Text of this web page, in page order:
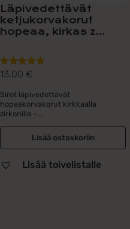
Läpivedettävät
ketjukorvakorut
hopeaa, kirkas z...
Arvostelu
5.00 / 5
13,00 €
Sirot läpivedettävät
hopeakorvakorut kirkkaalla
zirkonilla –...
Lisää ostoskoriin
Lisää toivelistalle